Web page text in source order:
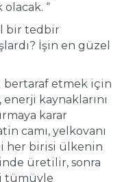
“
bir tedbir
İşin en güzel
bertaraf etmek için
kaynaklarını
karar
camı, yelkovanı
her birisi ülkenin
üretilir, sonra
tümüyle